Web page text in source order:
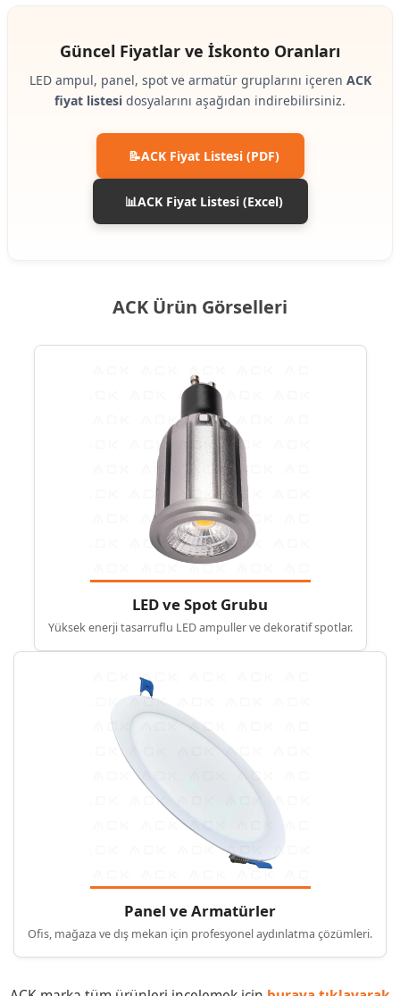
Güncel Fiyatlar ve İskonto Oranları
LED ampul, panel, spot ve armatür gruplarını içeren ACK
fiyat listesi dosyalarını aşağıdan indirebilirsiniz.
📝ACK Fiyat Listesi (PDF)
📊ACK Fiyat Listesi (Excel)
ACK Ürün Görselleri
LED ve Spot Grubu
Yüksek enerji tasarruflu LED ampuller ve dekoratif spotlar.
Panel ve Armatürler
Ofis, mağaza ve dış mekan için profesyonel aydınlatma çözümleri.